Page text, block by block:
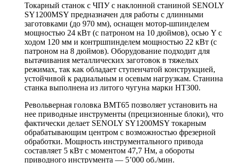
Токарный станок с ЧПУ с наклонной станиной SENOLY
SY1200MSY предназначен для работы с длинными
заготовками (до 970 мм), оснащен мотор-шпинделем
мощностью 24 кВт (c патроном на 10 дюймов), осью Y с
ходом 120 мм и контршпинделем мощностью 22 кВт (с
патроном на 8 дюймов). Оборудование подходит для
вытачивания металлических заготовок в тяжелых
режимах, так как обладает ступенчатой конструкцией,
устойчивой к радиальным и осевым нагрузкам. Станина
станка выполнена из литого чугуна марки HT300.
Револьверная головка BMT65 позволяет установить на
нее приводные инструменты (прецизионные блоки), что
фактически делает SENOLY SY1200MSY токарным
обрабатывающим центром с возможностью фрезерной
обработки. Мощность инструментального привода
составляет 5 кВт с моментом 47,7 Нм, а обороты
приводного инструмента — 5’000 об./мин.